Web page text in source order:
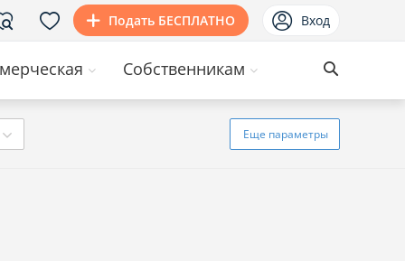
Подать БЕСПЛАТНО Вход
Собственникам
Еще параметры